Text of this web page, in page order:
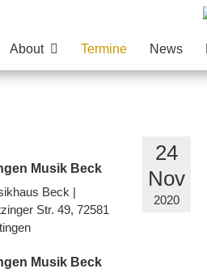
About Termine News
24
Nov
2020
Musik Beck
Beck |
Str. 49, 72581
Musik Beck